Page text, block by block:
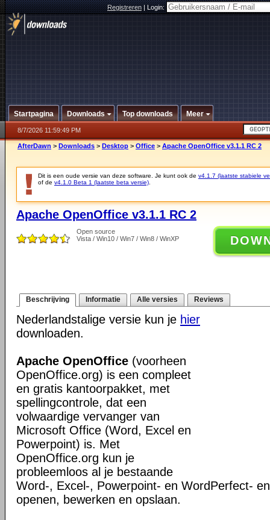
Registreren|Login:
Startpagina Downloads Top downloads Meer
8/7/2026 11:59:49 PM
AfterDawn > Downloads > Desktop > Office > Apache OpenOffice v3.1.1 RC 2
Dit is een oude versie van deze software. Je kunt ook de v4.1.7 (laatste stabiele
of de v4.1.0 Beta 1 (laatste beta versie)
Apache OpenOffice v3.1.1 RC 2
Open source
Vista / Win10 / Win7 / Win8 / WinXP
Beschrijving Informatie Alle versies Reviews
Nederlandstalige versie kun je hier
downloaden.
Apache OpenOffice (voorheen
OpenOffice.org) is een compleet
en gratis kantoorpakket, met
spellingcontrole, dat een
volwaardige vervanger van
Microsoft Office (Word, Excel en
Powerpoint) is. Met
OpenOffice.org kun je
probleemloos al je bestaande
Word-, Excel-, Powerpoint- en WordPerfect-
openen, bewerken en opslaan.